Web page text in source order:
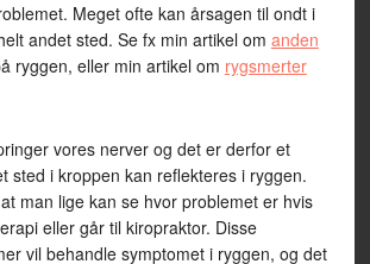
Meget ofte kan årsagen til ondt i
andet sted. Se fx min artikel om anden
ryggen, eller min artikel om rygsmerter
vores nerver og det er derfor et
sted i kroppen kan reflekteres i ryggen.
man lige kan se hvor problemet er hvis
eller går til kiropraktor. Disse
vil behandle symptomet i ryggen, og det